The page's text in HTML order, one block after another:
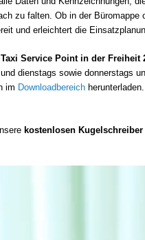
zu falten. Ob in der Büromappe
und erleichtert die
Taxi Service Point in der Freiheit
dienstags sowie donnerstags
im Downloadbereich
kostenlosen